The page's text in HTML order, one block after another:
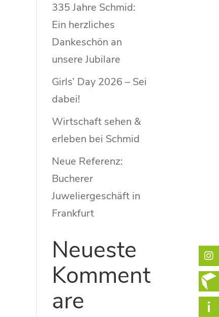
335 Jahre Schmid:
Ein herzliches
Dankeschön an
unsere Jubilare
Girls’ Day 2026 – Sei
dabei!
Wirtschaft sehen &
erleben bei Schmid
Neue Referenz:
Bucherer
Juweliergeschäft in
Frankfurt
Neueste
Komment
are